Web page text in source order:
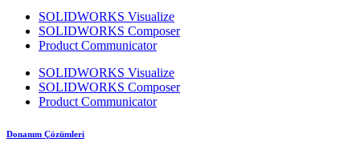
SOLIDWORKS Visualize
SOLIDWORKS Composer
Product Communicator
SOLIDWORKS Visualize
SOLIDWORKS Composer
Product Communicator
Donanım Çözümleri